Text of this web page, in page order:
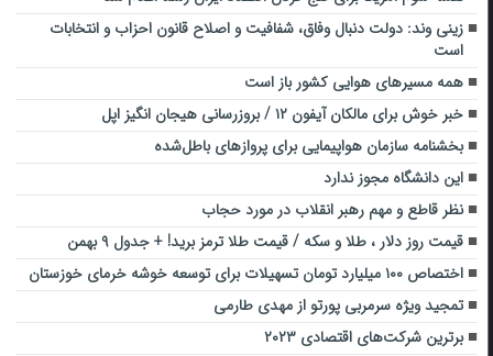
زینی وند: دولت دنبال وفاق، شفافیت و اصلاح قانون احزاب و انتخابات
است
همه مسیرهای هوایی کشور باز است
خبر خوش برای مالکان آیفون ۱۲ / بروزرسانی هیجان انگیز اپل
بخشنامه سازمان هواپیمایی برای پروازهای باطل‌شده
این دانشگاه مجوز ندارد
نظر قاطع و مهم رهبر انقلاب در مورد حجاب
قیمت روز دلار ، طلا و سکه / قیمت طلا ترمز برید! + جدول ۹ بهمن
اختصاص ۱۰۰ میلیارد تومان تسهیلات برای توسعه خوشه خرمای خوزستان
تمجید ویژه سرمربی پورتو از مهدی طارمی
برترین شرکت‌های اقتصادی ۲۰۲۳